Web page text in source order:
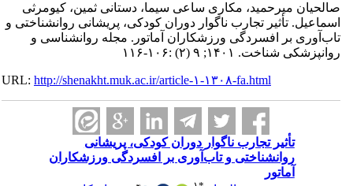
صالحیان میرحمید، مکاری ساعی سیما، دستانی ثمین، کیومرثی
اسماعیل. تأثیر تجارب ناگوار دوران کودکی، پریشانی روانشناختی و
تاب‌آوری بر افسردگی ورزشکاران آماتور. مجله روانشناسی و
روانپزشکی شناخت. ۱۴۰۱; ۹ (۲) :۱۰۶-۱۱۶
URL:http://shenakht.muk.ac.ir/article-۱-۱۳۰۸-fa.html
تأثیر تجارب ناگوار دوران کودکی، پریشانی
روانشناختی و تاب‌آوری بر افسردگی ورزشکاران
آماتور